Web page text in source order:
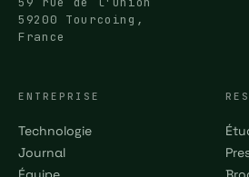
59200 Tourcoing,
France
ENTREPRISE
Technologie
Journal